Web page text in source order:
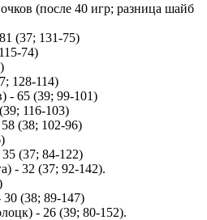
(после 40 игр; разница шайб
(37; 131-75)
74)
128-114)
- 65 (39; 99-101)
116-103)
(38; 102-96)
(37; 84-122)
- 32 (37; 92-142).
(38; 89-147)
- 26 (39; 80-152).